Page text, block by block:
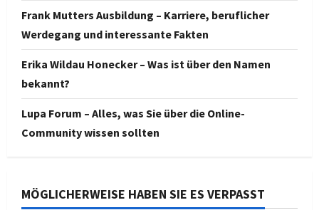
Frank Mutters Ausbildung – Karriere, beruflicher
Werdegang und interessante Fakten
Erika Wildau Honecker – Was ist über den Namen
bekannt?
Lupa Forum – Alles, was Sie über die Online-
Community wissen sollten
MÖGLICHERWEISE HABEN SIE ES VERPASST